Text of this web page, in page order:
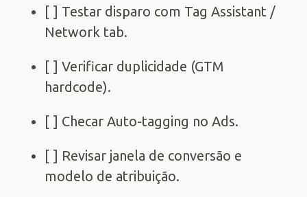
[ ] Testar disparo com Tag Assistant /
Network tab.
[ ] Verificar duplicidade (GTM
hardcode).
[ ] Checar Auto-tagging no Ads.
[ ] Revisar janela de conversão e
modelo de atribuição.